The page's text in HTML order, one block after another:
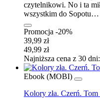
czytelnikowi. No i ta
wszystkim do
Promocja -20%
39,99 zł
49,99 zł
Najniższa cena z 30
Ebook (MOBI)
Kolory zła. Czerń.